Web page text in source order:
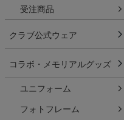
受注商品
クラブ公式ウェア
コラボ・メモリアルグッズ
ユニフォーム
フォトフレーム